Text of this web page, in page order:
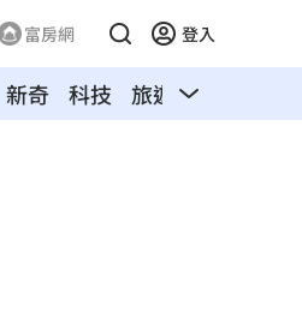
富房網 登入
新奇 科技 旅遊 汽車